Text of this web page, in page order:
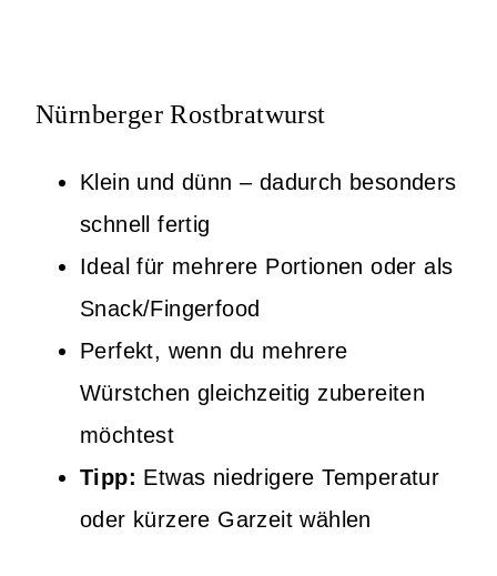
Nürnberger Rostbratwurst
Klein und dünn – dadurch besonders
schnell fertig
Ideal für mehrere Portionen oder als
Snack/Fingerfood
Perfekt, wenn du mehrere
Würstchen gleichzeitig zubereiten
möchtest
Tipp: Etwas niedrigere Temperatur
oder kürzere Garzeit wählen